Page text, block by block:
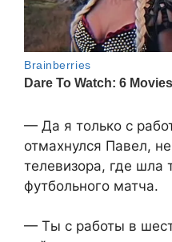
— Да я только с
отмахнулся Павел,
телевизора, где шла
футбольного матча.
— Ты с работы в